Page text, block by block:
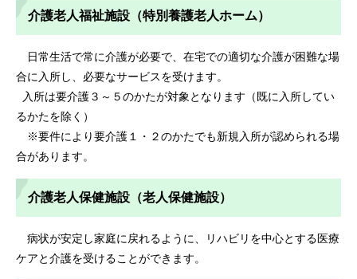
介護老人福祉施設（特別養護老人ホーム）
日常生活で常に介護が必要で、在宅での適切な介護が困難な場
合に入所し、必要なサービスを受けます。
入所は要介護３～５のかたが対象となります（既に入所してい
るかたを除く）
※要件により要介護１・２のかたでも新規入所が認められる場
合があります。
介護老人保健施設（老人保健施設）
病状が安定し家庭に戻れるように、リハビリを中心とする医療
ケアと介護を受けることができます。